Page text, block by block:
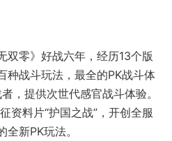
双》推出手游激情版，作为
对移动端进行定制化升级，打
，为手游玩家带来战斗的黄